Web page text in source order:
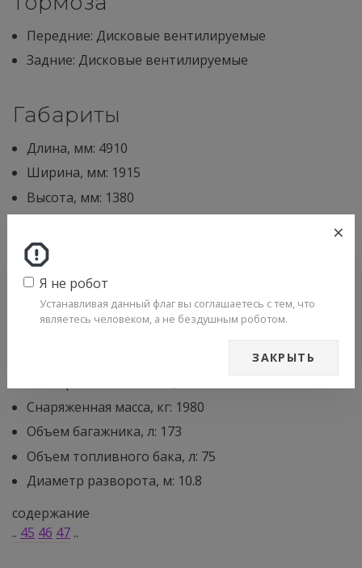
Передние: Дисковые вентилируемые
Задние: Дисковые вентилируемые
Габариты
Длина, мм: 4910
Ширина, мм: 1915
Высота, мм: 1380
Колея колес спереди, мм: 1586
Колея колес сзади, мм: 1590
Прочее
Снаряженная масса, кг: 1980
Объем багажника, л: 173
Объем топливного бака, л: 75
Диаметр разворота, м: 10.8
содержание
.. 45 46 47 ..
×
Я не робот
Устанавливая данный флаг вы соглашаетесь с тем, что
являетесь человеком, а не бездушным роботом.
ЗАКРЫТЬ